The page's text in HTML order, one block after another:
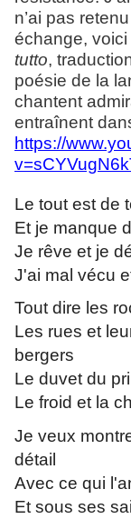
n’ai pas
échange,
tutto,
poésie de la
chantent
entraînent
https://
Le tout est de
Et je manque
Je rêve et je
J'ai mal vécu
Tout dire les
Les rues et
bergers
Le duvet du
Le froid et la
Je veux
détail
Avec ce qui
Et sous ses